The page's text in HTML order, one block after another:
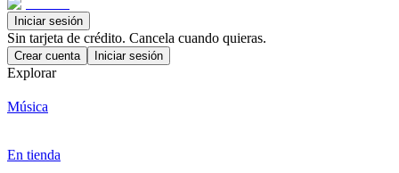
Iniciar sesión
Sin tarjeta de crédito. Cancela cuando quieras.
Crear cuenta Iniciar sesión
Explorar
Música
En tienda